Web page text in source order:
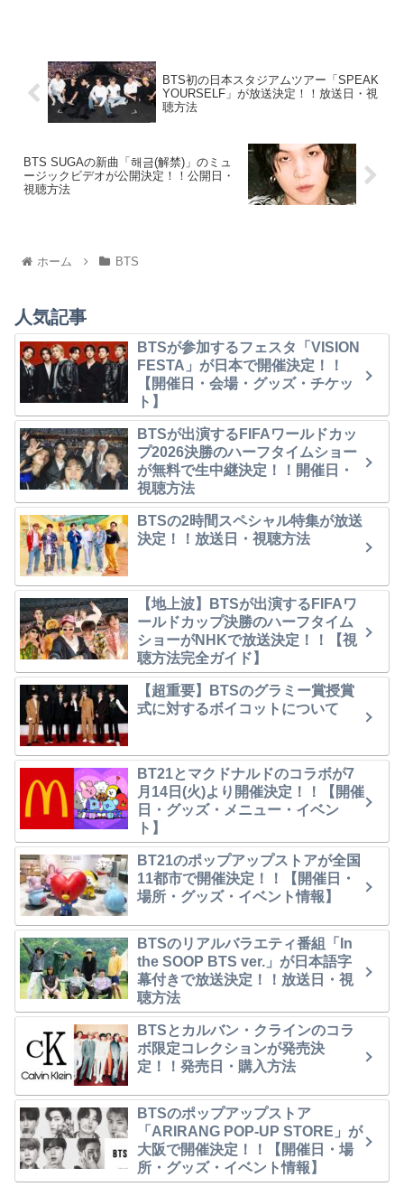
BTS初の日本スタジアムツアー「SPEAK
YOURSELF」が放送決定！！放送日・視
聴方法
BTS SUGAの新曲「해금(解禁)」のミュ
ージックビデオが公開決定！！公開日・
視聴方法
ホーム BTS
人気記事
BTSが参加するフェスタ「VISION
FESTA」が日本で開催決定！！
【開催日・会場・グッズ・チケッ
ト】
BTSが出演するFIFAワールドカッ
プ2026決勝のハーフタイムショー
が無料で生中継決定！！開催日・
視聴方法
BTSの2時間スペシャル特集が放送
決定！！放送日・視聴方法
【地上波】BTSが出演するFIFAワ
ールドカップ決勝のハーフタイム
ショーがNHKで放送決定！！【視
聴方法完全ガイド】
【超重要】BTSのグラミー賞授賞
式に対するボイコットについて
BT21とマクドナルドのコラボが7
月14日(火)より開催決定！！【開催
日・グッズ・メニュー・イベン
ト】
BT21のポップアップストアが全国
11都市で開催決定！！【開催日・
場所・グッズ・イベント情報】
BTSのリアルバラエティ番組「In
the SOOP BTS ver.」が日本語字
幕付きで放送決定！！放送日・視
聴方法
BTSとカルバン・クラインのコラ
ボ限定コレクションが発売決
定！！発売日・購入方法
BTSのポップアップストア
「ARIRANG POP-UP STORE」が
大阪で開催決定！！【開催日・場
所・グッズ・イベント情報】